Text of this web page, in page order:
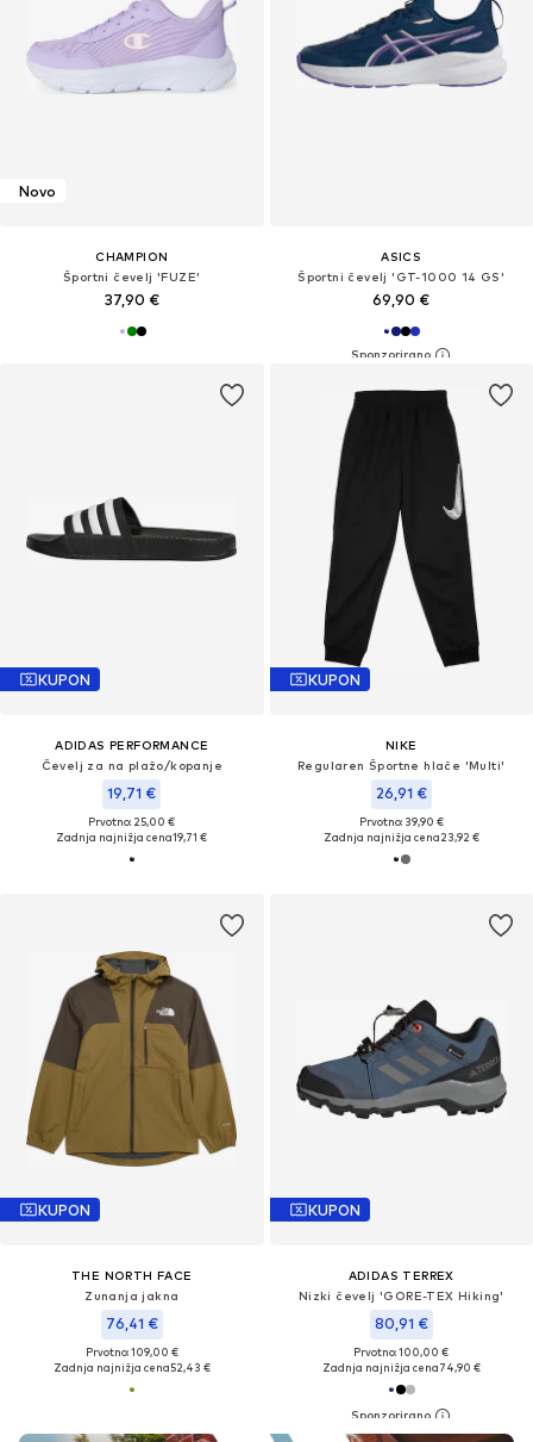
Novo
CHAMPION
Športni čevelj 'FUZE'
37,90 €
ASICS
Športni čevelj 'GT-1000 14 GS'
69,90 €
KUPON
ADIDAS PERFORMANCE
Čevelj za na plažo/kopanje
19,71 €
Prvotno: 25,00 €
Zadnja najnižja cena19,71 €
KUPON
NIKE
Regularen Športne hlače 'Multi'
26,91 €
Prvotno: 39,90 €
Zadnja najnižja cena23,92 €
KUPON
THE NORTH FACE
Zunanja jakna
76,41 €
Prvotno: 109,00 €
Zadnja najnižja cena52,43 €
KUPON
ADIDAS TERREX
Nizki čevelj 'GORE-TEX Hiking'
80,91 €
Prvotno: 100,00 €
Zadnja najnižja cena74,90 €